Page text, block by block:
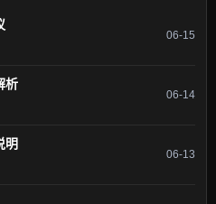
06-15
析
06-14
明
06-13